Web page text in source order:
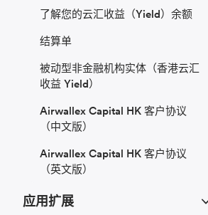
了解您的云汇收益（Yield）余额
结算单
被动型非金融机构实体（香港云汇
收益 Yield）
Airwallex Capital HK 客户协议
（中文版）
Airwallex Capital HK 客户协议
（英文版）
应用扩展